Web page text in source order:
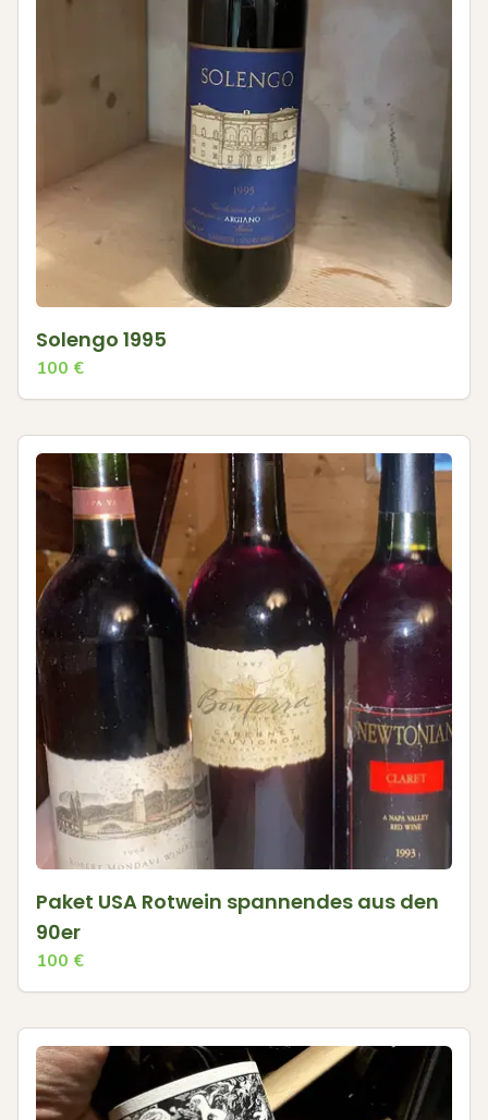
Solengo 1995
100 €
Paket USA Rotwein spannendes aus den
90er
100 €